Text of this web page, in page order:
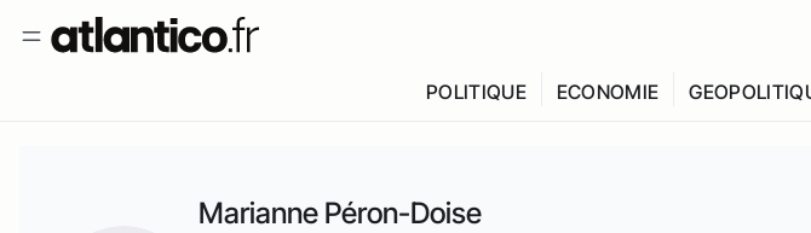
POLITIQUE ECONOMIE
Marianne Péron-Doise